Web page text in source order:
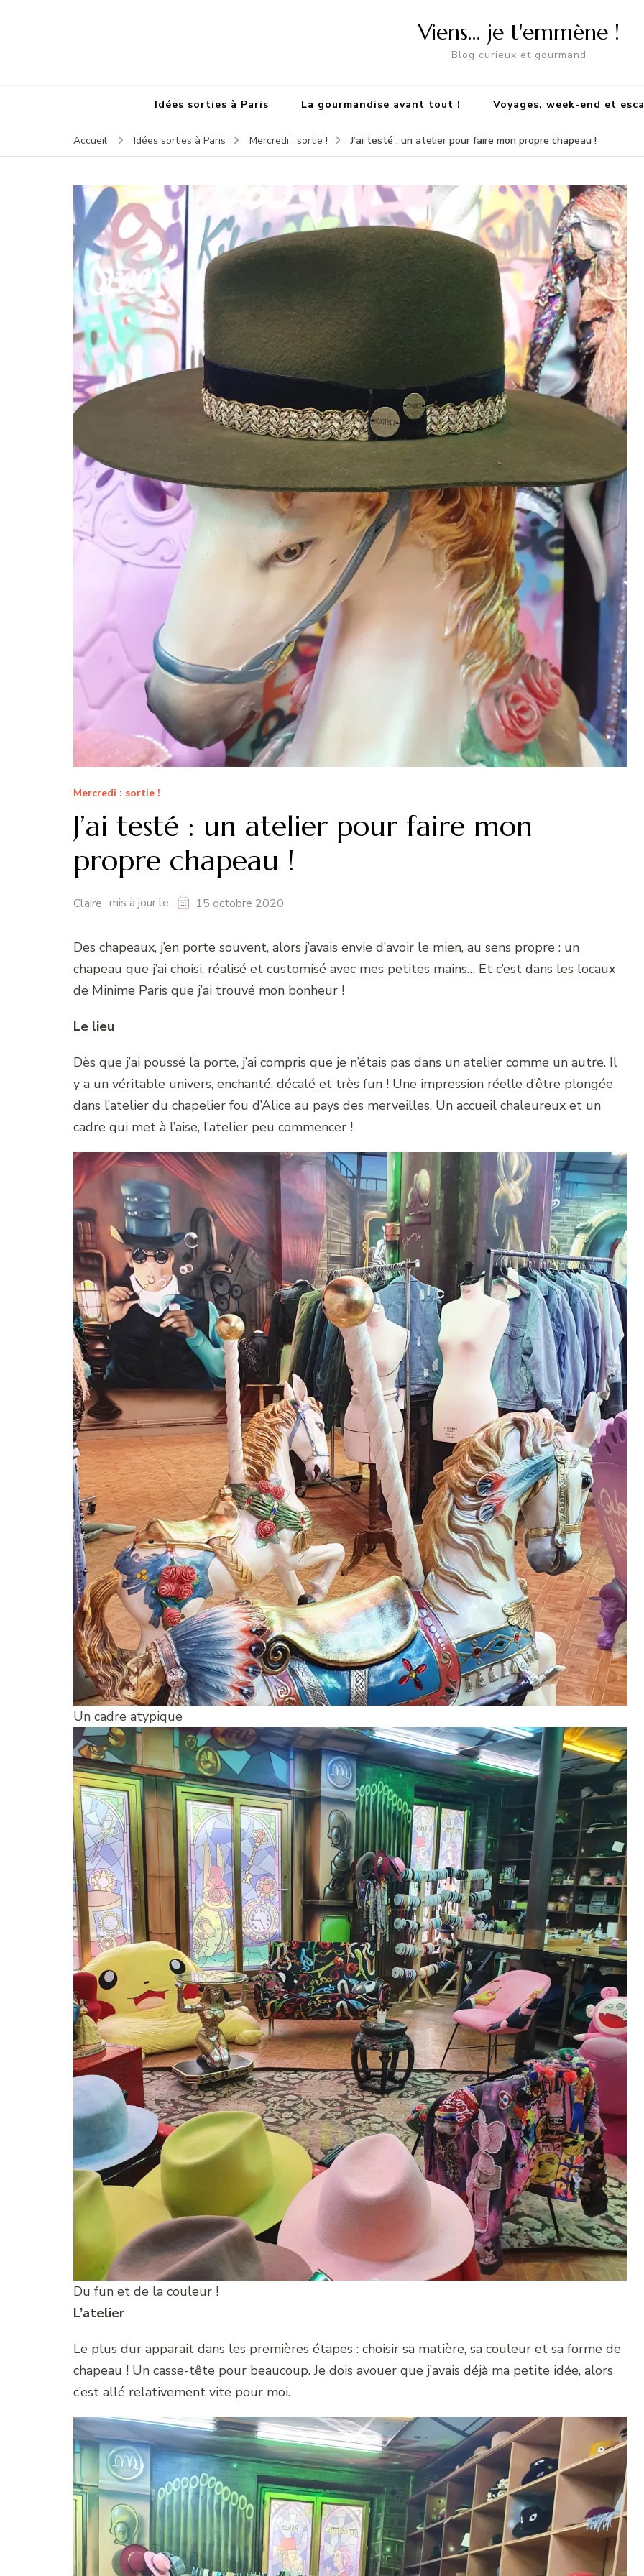
Viens… je t'emmène !
Blog curieux et gourmand
Idées sorties à Paris La gourmandise avant tout ! Voyages, week-end et
Accueil Idées sorties à Paris Mercredi : sortie ! J’ai testé : un atelier pour faire mon propre chapeau !
Mercredi : sortie !
J’ai testé : un atelier pour faire mon
propre chapeau !
Claire mis à jour le 15 octobre 2020
Des chapeaux, j’en porte souvent, alors j’avais envie d’avoir le mien, au sens propre : un
chapeau que j’ai choisi, réalisé et customisé avec mes petites mains… Et c’est dans les locaux
de Minime Paris que j’ai trouvé mon bonheur !
Le lieu
Dès que j’ai poussé la porte, j’ai compris que je n’étais pas dans un atelier comme un autre. Il
y a un véritable univers, enchanté, décalé et très fun ! Une impression réelle d’être plongée
dans l’atelier du chapelier fou d’Alice au pays des merveilles. Un accueil chaleureux et un
cadre qui met à l’aise, l’atelier peu commencer !
Un cadre atypique
Du fun et de la couleur !
L’atelier
Le plus dur apparait dans les premières étapes : choisir sa matière, sa couleur et sa forme de
chapeau ! Un casse-tête pour beaucoup. Je dois avouer que j’avais déjà ma petite idée, alors
c’est allé relativement vite pour moi.